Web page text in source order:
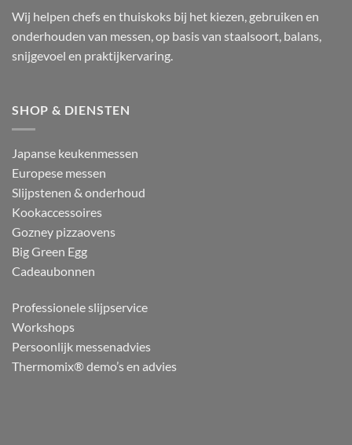
Wij helpen chefs en thuiskoks bij het kiezen, gebruiken en
onderhouden van messen, op basis van staalsoort, balans,
snijgevoel en praktijkervaring.
SHOP & DIENSTEN
Japanse keukenmessen
Europese messen
Slijpstenen & onderhoud
Kookaccessoires
Gozney pizzaovens
Big Green Egg
Cadeaubonnen
Professionele slijpservice
Workshops
Persoonlijk messenadvies
Thermomix® demo’s en advies